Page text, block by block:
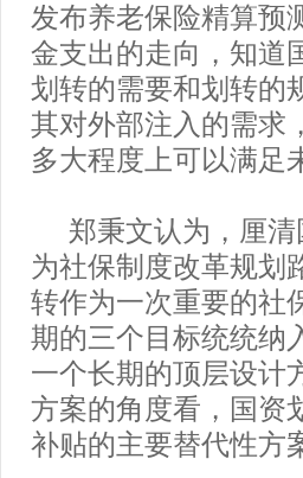
发布养老保险精算预
金支出的走向，知道
划转的需要和划转的
其对外部注入的需求
多大程度上可以满足
郑秉文认为，厘
为社保制度改革规划
转作为一次重要的社
期的三个目标统统纳
一个长期的顶层设计
方案的角度看，国资
补贴的主要替代性方